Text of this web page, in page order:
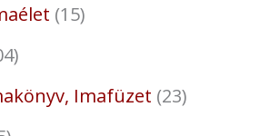
15
Imafüzet 23